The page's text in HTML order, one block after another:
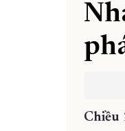
Chiều